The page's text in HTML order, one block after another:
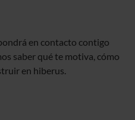
en contacto contigo
saber qué te motiva, cómo
en hiberus.